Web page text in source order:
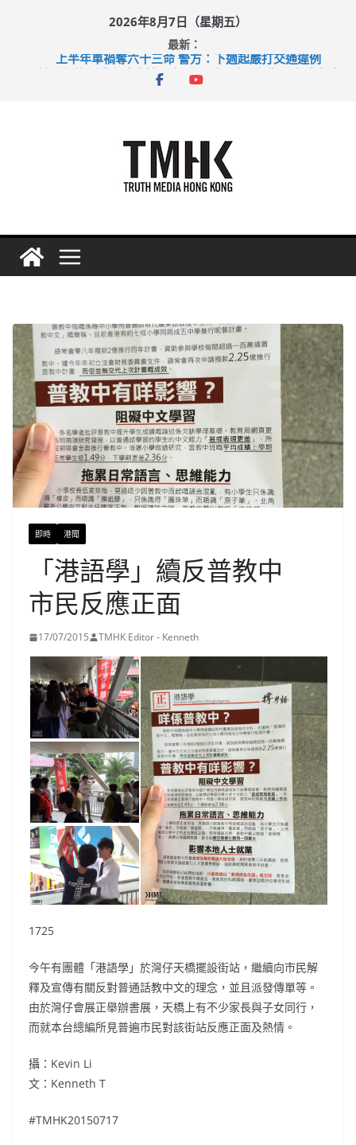
2026年8月7日（星期五）
最新：
上半年車禍奪六十三命 警方：下週起嚴打交通違例
性罪行修例獲九成支持 鄧炳強：爭取今屆任期內完成立法
即時 港聞
「港語學」續反普教中
市民反應正面
17/07/2015 TMHK Editor - Kenneth
1725
今午有團體「港語學」於灣仔天橋擺設街站，繼續向市民解
釋及宣傳有關反對普通話教中文的理念，並且派發傳單等。
由於灣仔會展正舉辦書展，天橋上有不少家長與子女同行，
而就本台總編所見普遍市民對該街站反應正面及熱情。
攝：Kevin Li
文：Kenneth T
#TMHK20150717